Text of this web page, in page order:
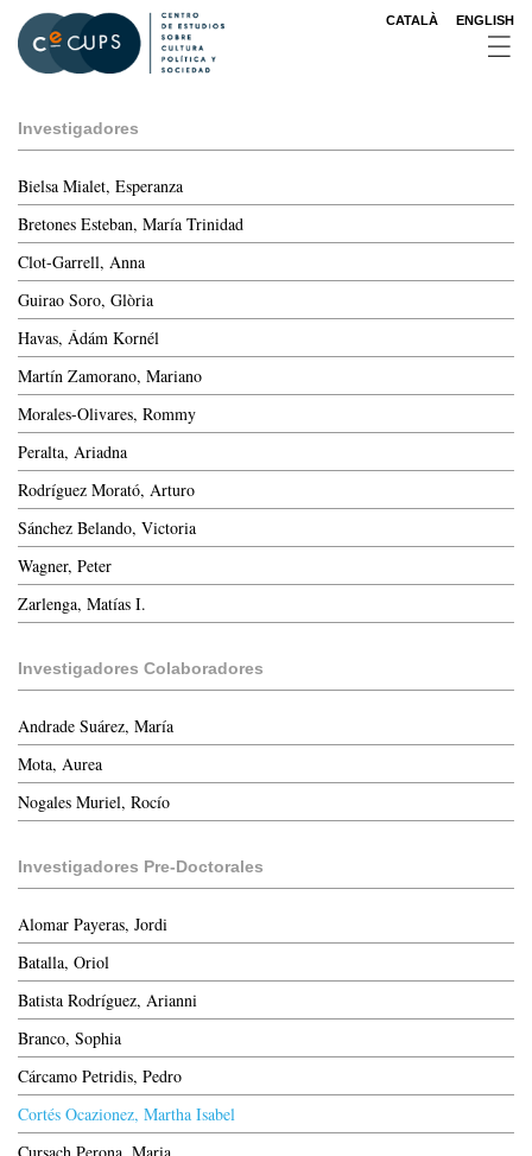
contenido
principal
CATALÀ ENGLISH
Investigadores
Bielsa Mialet, Esperanza
Bretones Esteban, María Trinidad
Clot-Garrell, Anna
Guirao Soro, Glòria
Havas, Ádám Kornél
Martín Zamorano, Mariano
Morales-Olivares, Rommy
Peralta, Ariadna
Rodríguez Morató, Arturo
Sánchez Belando, Victoria
Wagner, Peter
Zarlenga, Matías I.
Investigadores Colaboradores
Andrade Suárez, María
Mota, Aurea
Nogales Muriel, Rocío
Investigadores Pre-Doctorales
Alomar Payeras, Jordi
Batalla, Oriol
Batista Rodríguez, Arianni
Branco, Sophia
Cárcamo Petridis, Pedro
Cortés Ocazionez, Martha Isabel